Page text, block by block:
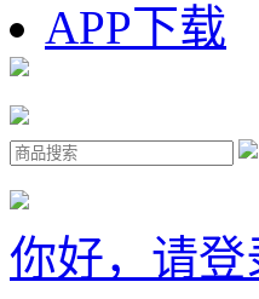
APP下载
你好，请登